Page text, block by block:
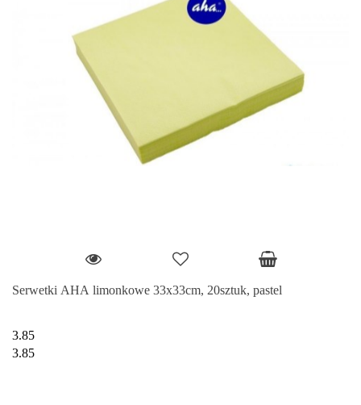
Serwetki AHA limonkowe 33x33cm, 20sztuk, pastel
3.85
3.85